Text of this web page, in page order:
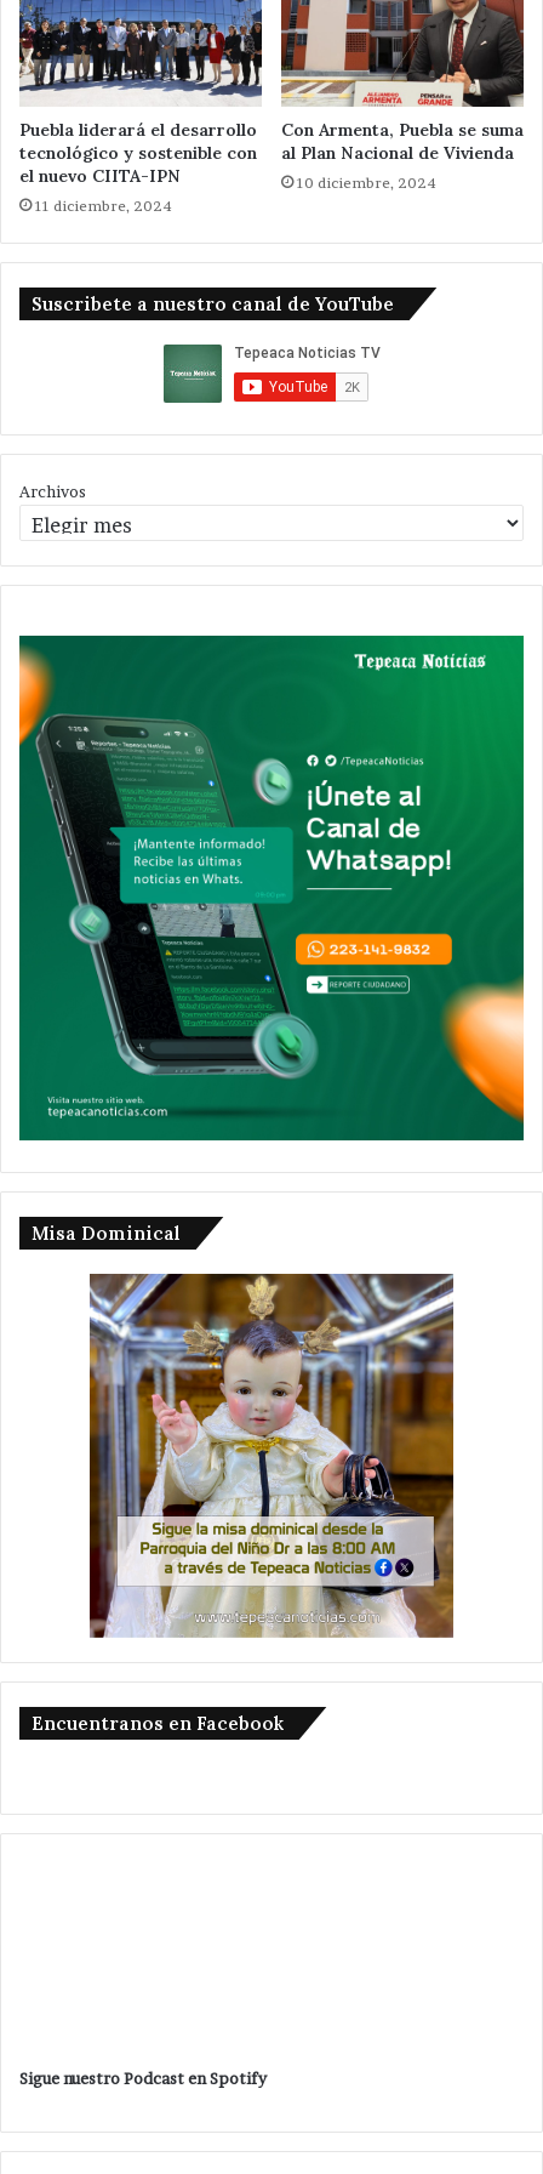
Puebla liderará el desarrollo
tecnológico y sostenible con
el nuevo CIITA-IPN
11 diciembre, 2024
Con Armenta, Puebla se suma
al Plan Nacional de Vivienda
10 diciembre, 2024
Suscribete a nuestro canal de YouTube
Archivos
Misa Dominical
Encuentranos en Facebook
Sigue nuestro Podcast en Spotify